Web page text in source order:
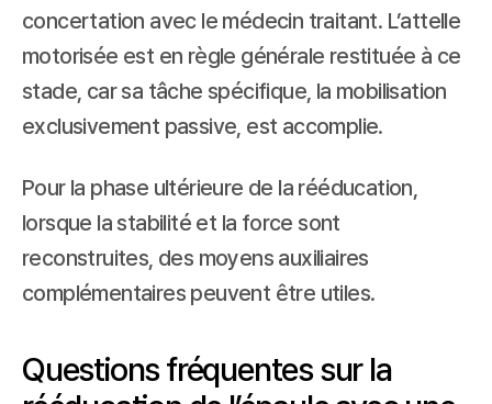
concertation avec le médecin traitant. L’attelle
motorisée est en règle générale restituée à ce
stade, car sa tâche spécifique, la mobilisation
exclusivement passive, est accomplie.
Pour la phase ultérieure de la rééducation,
lorsque la stabilité et la force sont
reconstruites, des moyens auxiliaires
complémentaires peuvent être utiles.
Questions fréquentes sur la